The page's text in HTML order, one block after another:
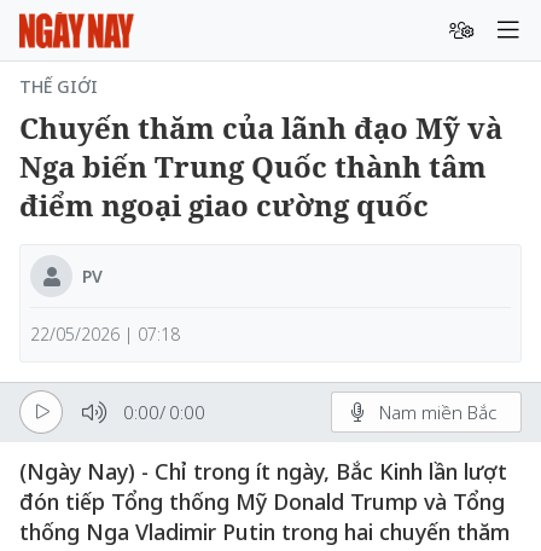
THẾ GIỚI
Chuyến thăm của lãnh đạo Mỹ và
Nga biến Trung Quốc thành tâm
điểm ngoại giao cường quốc
PV
22/05/2026 | 07:18
0:00/ 0:00 Nam miền Bắc
(Ngày Nay) - Chỉ trong ít ngày, Bắc Kinh lần lượt
đón tiếp Tổng thống Mỹ Donald Trump và Tổng
thống Nga Vladimir Putin trong hai chuyến thăm